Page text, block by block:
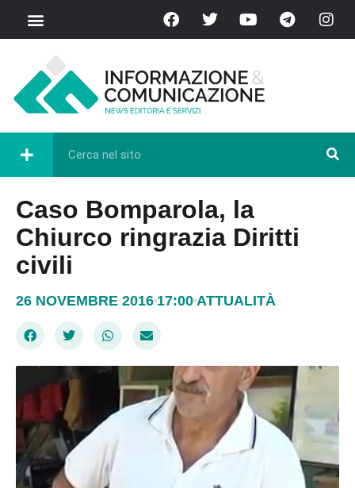
Caso Bomparola, la
Chiurco ringrazia Diritti
civili
26 NOVEMBRE 2016 17:00 ATTUALITÀ